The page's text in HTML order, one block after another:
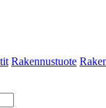
Rakennustuote